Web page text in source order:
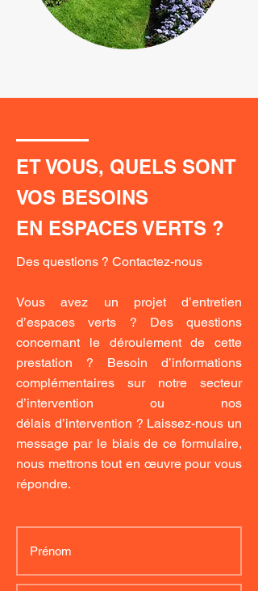
ET VOUS, QUELS SONT
VOS BESOINS
EN ESPACES VERTS ?
Des questions ? Contactez-nous
Vous avez un projet d’entretien
d’espaces verts ? Des questions
concernant le déroulement de cette
prestation ? Besoin d’informations
complémentaires sur notre secteur
d’intervention ou nos
délais d’intervention ? Laissez-nous un
message par le biais de ce formulaire,
nous mettrons tout en œuvre pour vous
répondre.